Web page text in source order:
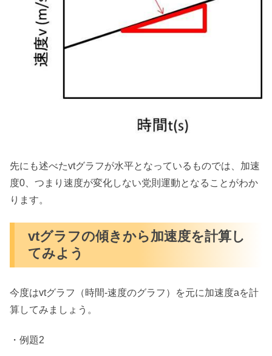
先にも述べたvtグラフが水平となっているものでは、加速
度0、つまり速度が変化しない党則運動となることがわか
ります。
vtグラフの傾きから加速度を計算し
てみよう
今度はvtグラフ（時間-速度のグラフ）を元に加速度aを計
算してみましょう。
・例題2